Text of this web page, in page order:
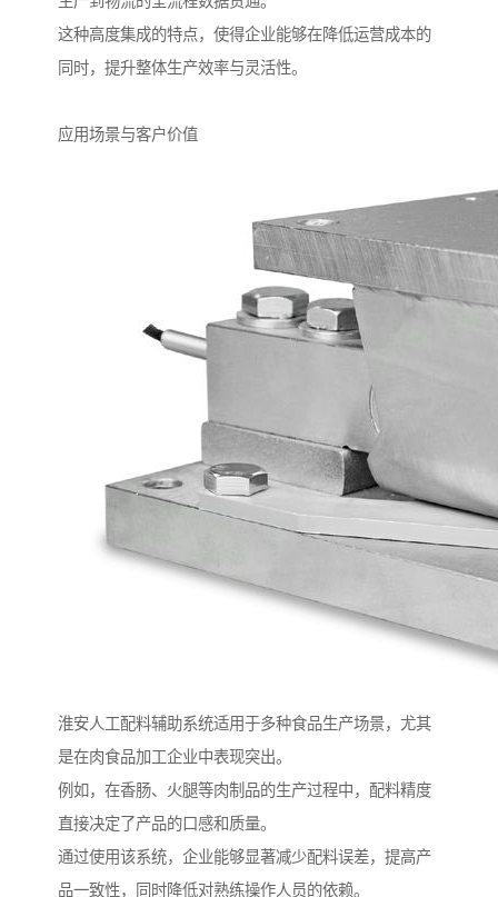
这种高度集成的特点，使得企业能够在降低运营成本的
同时，提升整体生产效率与灵活性。
应用场景与客户价值
淮安人工配料辅助系统适用于多种食品生产场景，尤其
是在肉食品加工企业中表现突出。
例如，在香肠、火腿等肉制品的生产过程中，配料精度
直接决定了产品的口感和质量。
通过使用该系统，企业能够显著减少配料误差，提高产
品一致性，同时降低对熟练操作人员的依赖。